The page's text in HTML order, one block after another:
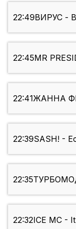
22:49ВИРУС -
22:45MR
22:41ЖАННА
22:39SASH! -
22:35
22:32ICE MC -